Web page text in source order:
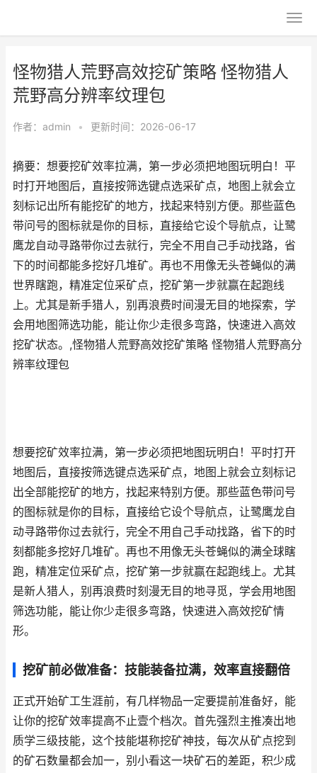
怪物猎人荒野高效挖矿策略 怪物猎人
荒野高分辨率纹理包
作者： admin • 更新时间：2026-06-17
摘要：想要挖矿效率拉满，第一步必须把地图玩明白！平
时打开地图后，直接按筛选键点选采矿点，地图上就会立
刻标记出所有能挖矿的地方，找起来特别方便。那些蓝色
带问号的图标就是你的目标，直接给它设个导航点，让鹭
鹰龙自动寻路带你过去就行，完全不用自己手动找路，省
下的时间都能多挖好几堆矿。再也不用像无头苍蝇似的满
世界瞎跑，精准定位采矿点，挖矿第一步就赢在起跑线
上。尤其是新手猎人，别再浪费时间漫无目的地探索，学
会用地图筛选功能，能让你少走很多弯路，快速进入高效
挖矿状态。,怪物猎人荒野高效挖矿策略 怪物猎人荒野高分
辨率纹理包
想要挖矿效率拉满，第一步必须把地图玩明白！平时打开
地图后，直接按筛选键点选采矿点，地图上就会立刻标记
出全部能挖矿的地方，找起来特别方便。那些蓝色带问号
的图标就是你的目标，直接给它设个导航点，让鹭鹰龙自
动寻路带你过去就行，完全不用自己手动找路，省下的时
刻都能多挖好几堆矿。再也不用像无头苍蝇似的满全球瞎
跑，精准定位采矿点，挖矿第一步就赢在起跑线上。尤其
是新人猎人，别再浪费时刻漫无目的地寻觅，学会用地图
筛选功能，能让你少走很多弯路，快速进入高效挖矿情
形。
挖矿前必做准备：技能装备拉满，效率直接翻倍
正式开始矿工生涯前，有几样物品一定要提前准备好，能
让你的挖矿效率提高不止壹个档次。首先强烈主推凑出地
质学三级技能，这个技能堪称挖矿神技，每次从矿点挖到
的矿石数量都会加一，别小看这一块矿石的差距，积少成